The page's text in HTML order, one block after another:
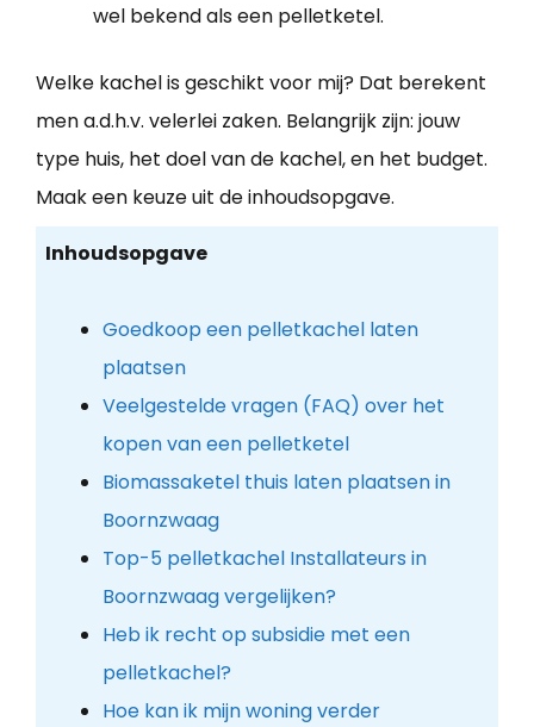
wel bekend als een pelletketel.
Welke kachel is geschikt voor mij? Dat berekent
men a.d.h.v. velerlei zaken. Belangrijk zijn: jouw
type huis, het doel van de kachel, en het budget.
Maak een keuze uit de inhoudsopgave.
Inhoudsopgave
Goedkoop een pelletkachel laten
plaatsen
Veelgestelde vragen (FAQ) over het
kopen van een pelletketel
Biomassaketel thuis laten plaatsen in
Boornzwaag
Top-5 pelletkachel Installateurs in
Boornzwaag vergelijken?
Heb ik recht op subsidie met een
pelletkachel?
Hoe kan ik mijn woning verder